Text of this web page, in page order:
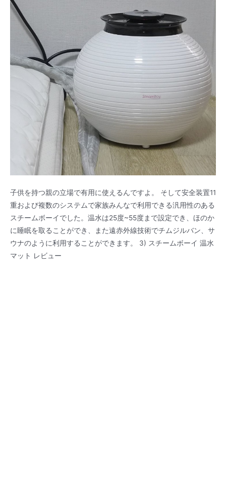
子供を持つ親の立場で有用に使えるんですよ。 そして安全装置11
重および複数のシステムで家族みんなで利用できる汎用性のある
スチームボーイでした。温水は25度~55度まで設定でき、ほのか
に睡眠を取ることができ、また遠赤外線技術でチムジルバン、サ
ウナのように利用することができます。 3) スチームボーイ 温水
マット レビュー